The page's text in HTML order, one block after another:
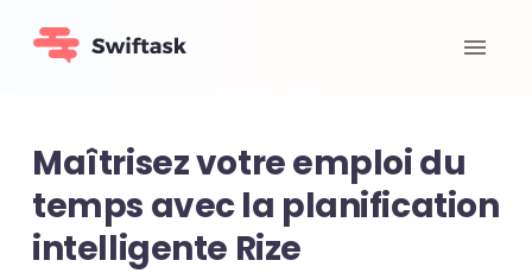
Maîtrisez votre emploi du
temps avec la planification
intelligente Rize